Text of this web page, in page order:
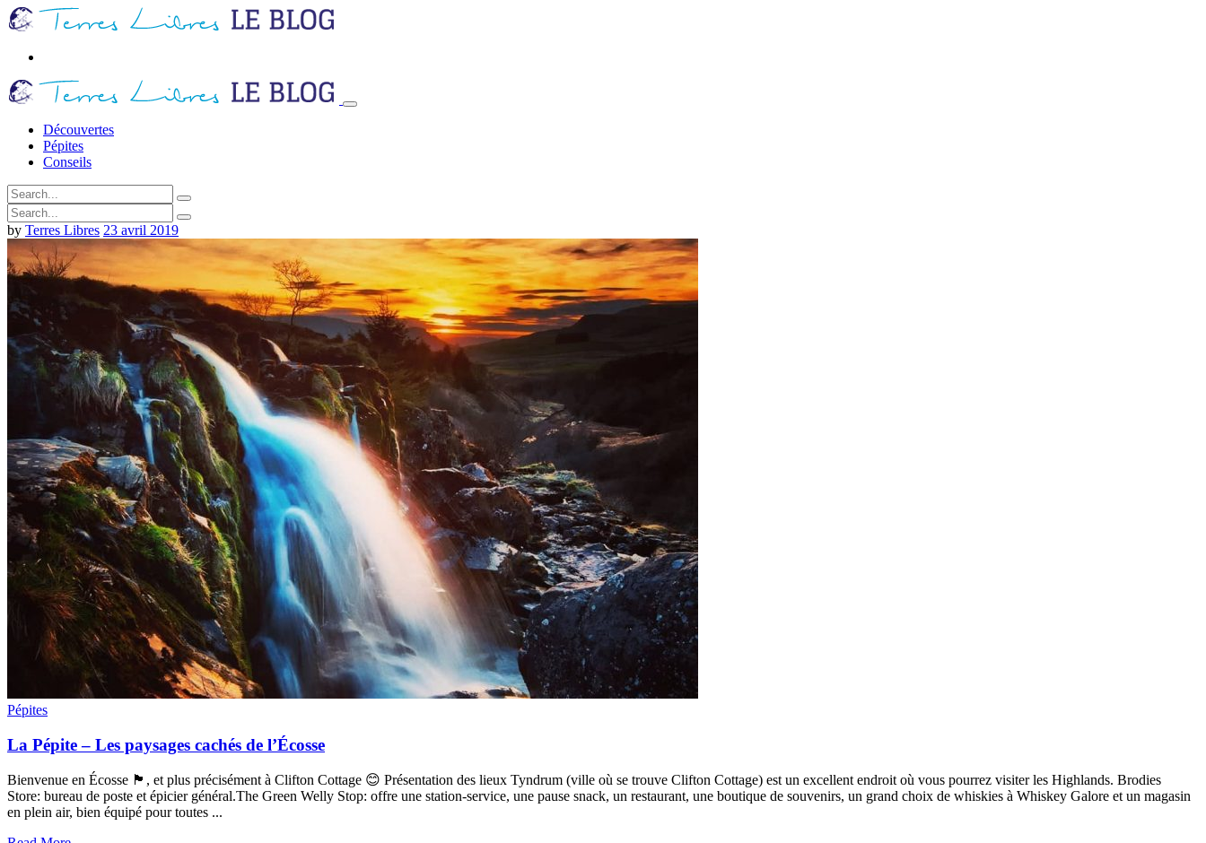
Découvertes
Pépites
Conseils
by Terres Libres 23 avril 2019
Pépites
La Pépite – Les paysages cachés de l’Écosse
Bienvenue en Écosse 🏴󠁧󠁢󠁳󠁣󠁴󠁿, et plus précisément à Clifton Cottage 😊 Présentation des lieux Tyndrum (ville où se trouve Clifton Cottage) est un excellent endroit où vous pourrez visiter les Highlands. Brodies
Store: bureau de poste et épicier général.The Green Welly Stop: offre une station-service, une pause snack, un restaurant, une boutique de souvenirs, un grand choix de whiskies à Whiskey Galore et un magasin
en plein air, bien équipé pour toutes ...